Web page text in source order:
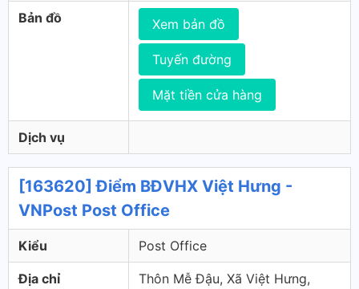
Bản đồ Xem bản đồ
Tuyến đường
Mặt tiền cửa hàng
Dịch vụ
[163620] Điểm BĐVHX Việt Hưng -
VNPost Post Office
Kiểu Post Office
Địa chỉ
Thôn Mễ Đậu, Xã Việt Hưng,